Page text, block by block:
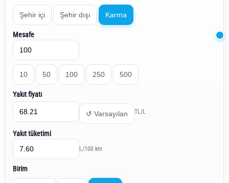
Şehir içi Şehir dışı Karma
Mesafe
10 50 100 250 500
Yakıt fiyatı
↺ Varsayılan TL/L
Yakıt tüketimi
L/100 km
Birim